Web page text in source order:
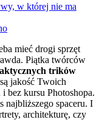
w której nie ma
mieć drogi sprzęt
Piątka twórców
trików
jakość Twoich
bez kursu Photoshopa.
najbliższego spaceru. I
architekturę, czy